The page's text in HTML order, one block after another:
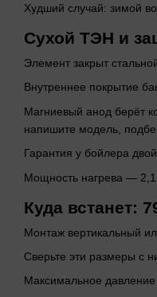
Худший случай: зимой
Сухой ТЭН и
Элемент закрыт
Внутреннее покрытие
Магниевый анод берёт
напишите модель,
Гарантия у бойлера
Мощность нагрева — 2,1
Куда встанет:
Монтаж вертикальный
Сверьте эти размеры с
Максимальное